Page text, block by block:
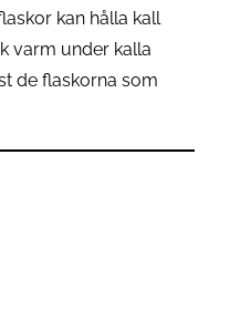
kan hålla kall
varm under kalla
de flaskorna som